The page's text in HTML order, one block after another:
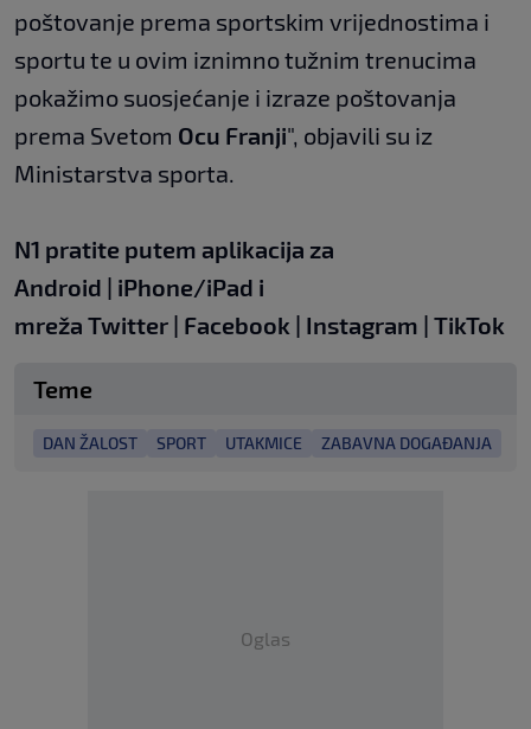
poštovanje prema sportskim vrijednostima i
sportu te u ovim iznimno tužnim trenucima
pokažimo suosjećanje i izraze poštovanja
prema Svetom Ocu Franji", objavili su iz
Ministarstva sporta.
N1 pratite putem aplikacija za
Android | iPhone/iPad i
mreža Twitter | Facebook | Instagram | TikTok
Teme
DAN ŽALOST SPORT UTAKMICE ZABAVNA DOGAĐANJA
Oglas